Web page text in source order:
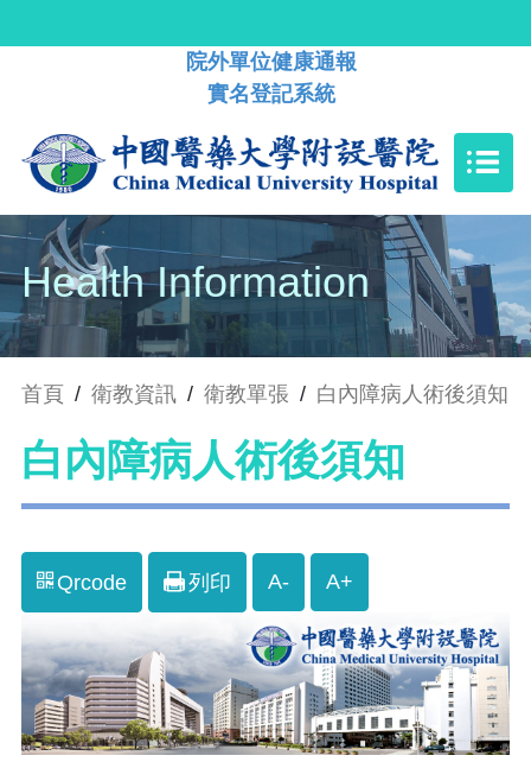
院外單位健康通報
實名登記系統
Health Information
首頁 / 衛教資訊 / 衛教單張 / 白內障病人術後須知
白內障病人術後須知
Qrcode 列印 A- A+